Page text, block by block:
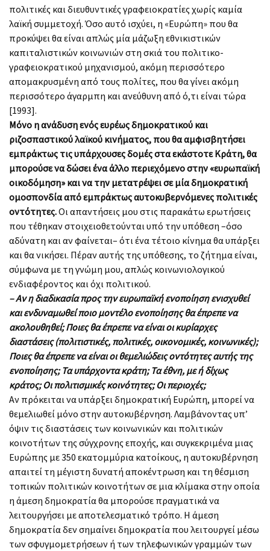
πολιτικές και διευθυντικές γραφειοκρατίες χωρίς καμία
λαϊκή συμμετοχή. Όσο αυτό ισχύει, η «Ευρώπη» που θα
προκύψει θα είναι απλώς μία μάζωξη εθνικιστικών
καπιταλιστικών κοινωνιών στη σκιά του πολιτικο-
γραφειοκρατικού μηχανισμού, ακόμη περισσότερο
απομακρυσμένη από τους πολίτες, που θα γίνει ακόμη
περισσότερο άγαρμπη και ανεύθυνη από ό,τι είναι τώρα
[1993].
Μόνο η ανάδυση ενός ευρέως δημοκρατικού και
ριζοσπαστικού λαϊκού κινήματος, που θα αμφισβητήσει
εμπράκτως τις υπάρχουσες δομές στα εκάστοτε Κράτη, θα
μπορούσε να δώσει ένα άλλο περιεχόμενο στην «ευρωπαϊκή
οικοδόμηση» και να την μετατρέψει σε μία δημοκρατική
ομοσπονδία από εμπράκτως αυτοκυβερνόμενες πολιτικές
οντότητες.Οι απαντήσεις μου στις παρακάτω ερωτήσεις
που τέθηκαν στοιχειοθετούνται υπό την υπόθεση –όσο
αδύνατη και αν φαίνεται– ότι ένα τέτοιο κίνημα θα υπάρξει
και θα νικήσει. Πέραν αυτής της υπόθεσης, το ζήτημα είναι,
σύμφωνα με τη γνώμη μου, απλώς κοινωνιολογικού
ενδιαφέροντος και όχι πολιτικού.
– Αν η διαδικασία προς την ευρωπαϊκή ενοποίηση ενισχυθεί
και ενδυναμωθεί ποιο μοντέλο ενοποίησης θα έπρεπε να
ακολουθηθεί; Ποιες θα έπρεπε να είναι οι κυρίαρχες
διαστάσεις (πολιτιστικές, πολιτικές, οικονομικές, κοινωνικές);
Ποιες θα έπρεπε να είναι οι θεμελιώδεις οντότητες αυτής της
ενοποίησης; Τα υπάρχοντα κράτη; Τα έθνη, με ή δίχως
κράτος; Οι πολιτισμικές κοινότητες; Οι περιοχές;
Αν πρόκειται να υπάρξει δημοκρατική Ευρώπη, μπορεί να
θεμελιωθεί μόνο στην αυτοκυβέρνηση. Λαμβάνοντας υπ’
όψιν τις διαστάσεις των κοινωνικών και πολιτικών
κοινοτήτων της σύγχρονης εποχής, και συγκεκριμένα μιας
Ευρώπης με 350 εκατομμύρια κατοίκους, η αυτοκυβέρνηση
απαιτεί τη μέγιστη δυνατή αποκέντρωση και τη θέσμιση
τοπικών πολιτικών κοινοτήτων σε μια κλίμακα στην οποία
η άμεση δημοκρατία θα μπορούσε πραγματικά να
λειτουργήσει με αποτελεσματικό τρόπο. Η άμεση
δημοκρατία δεν σημαίνει δημοκρατία που λειτουργεί μέσω
των σφυγμομετρήσεων ή των τηλεφωνικών γραμμών των